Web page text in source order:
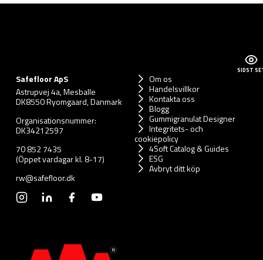
Safefloor ApS
Astrupvej 4a, Mesballe
DK8550 Ryomgaard, Danmark
Organisationsnummer:
DK34212597
70 852 7435
(Öppet vardagar kl. 8-17)
rw@safefloor.dk
Om os
Handelsvillkor
Kontakta oss
Blogg
Gummigranulat Designer
Integritets- och
cookiepolicy
4Soft Catalog & Guides
ESG
Avbryt ditt köp
SIDST